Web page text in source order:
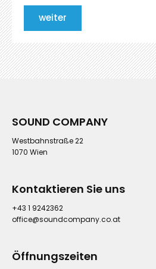
weiter
SOUND COMPANY
Westbahnstraße 22
1070 Wien
Kontaktieren Sie uns
+43 1 9242362
office@soundcompany.co.at
Öffnungszeiten